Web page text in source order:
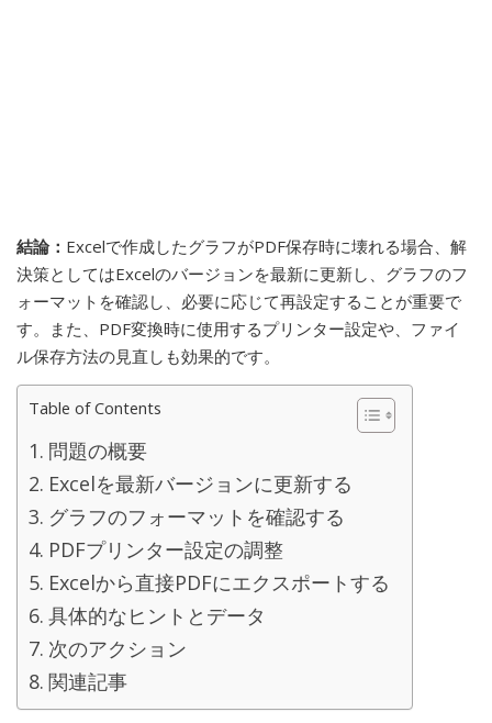
結論： Excelで作成したグラフがPDF保存時に壊れる場合、解
決策としてはExcelのバージョンを最新に更新し、グラフのフ
ォーマットを確認し、必要に応じて再設定することが重要で
す。また、PDF変換時に使用するプリンター設定や、ファイ
ル保存方法の見直しも効果的です。
Table of Contents
問題の概要
Excelを最新バージョンに更新する
グラフのフォーマットを確認する
PDFプリンター設定の調整
Excelから直接PDFにエクスポートする
具体的なヒントとデータ
次のアクション
関連記事